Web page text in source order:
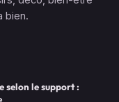
bien.
selon le support :